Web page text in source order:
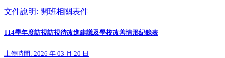
文件說明: 開班相關表件
114學年度訪視訪視待改進建議及學校改善情形紀錄表
上傳時間: 2026 年 03 月 20 日